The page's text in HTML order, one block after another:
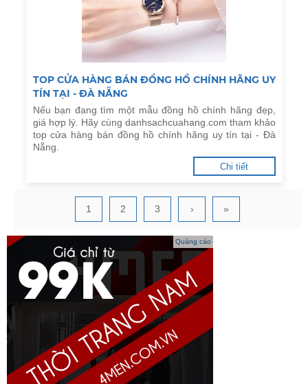
TOP CỬA HÀNG BÁN ĐỒNG HỒ CHÍNH HÃNG UY
TÍN TẠI - ĐÀ NẴNG
Nếu bạn đang tìm một mẫu đồng hồ chính hãng đẹp,
giá hợp lý. Hãy cùng danhsachcuahang.com tham khảo
top cửa hàng bán đồng hồ chính hãng uy tín tại - Đà
Nẵng.
Chi tiết
1 2 3 › »
Quảng cáo